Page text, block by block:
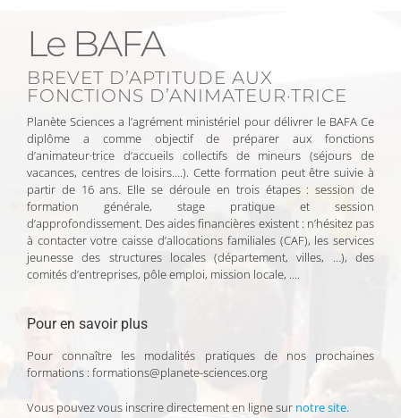
Le BAFA
BREVET D’APTITUDE AUX
FONCTIONS D’ANIMATEUR·TRICE
Planète Sciences a l’agrément ministériel pour délivrer le BAFA Ce
diplôme a comme objectif de préparer aux fonctions
d’animateur·trice d’accueils collectifs de mineurs (séjours de
vacances, centres de loisirs….). Cette formation peut être suivie à
partir de 16 ans. Elle se déroule en trois étapes : session de
formation générale, stage pratique et session
d’approfondissement. Des aides financières existent : n’hésitez pas
à contacter votre caisse d’allocations familiales (CAF), les services
jeunesse des structures locales (département, villes, …), des
comités d’entreprises, pôle emploi, mission locale, ….
Pour en savoir plus
Pour connaître les modalités pratiques de nos prochaines
formations : formations@planete-sciences.org
Vous pouvez vous inscrire directement en ligne sur notre site.